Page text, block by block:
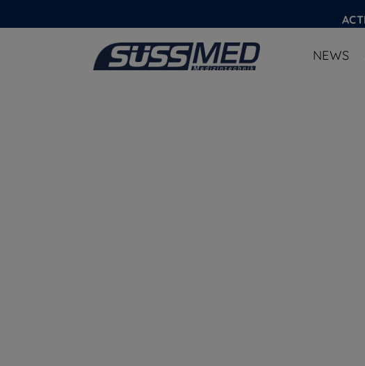
NEWS